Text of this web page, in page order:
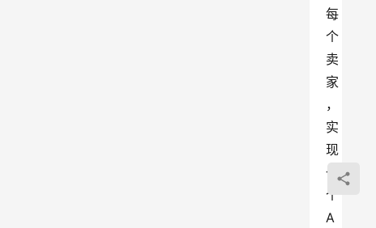
每
个
卖
家
，
实
现
一
个
A